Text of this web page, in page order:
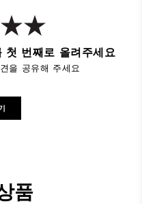
첫 번째로 올려주세요
을 공유해 주세요
품